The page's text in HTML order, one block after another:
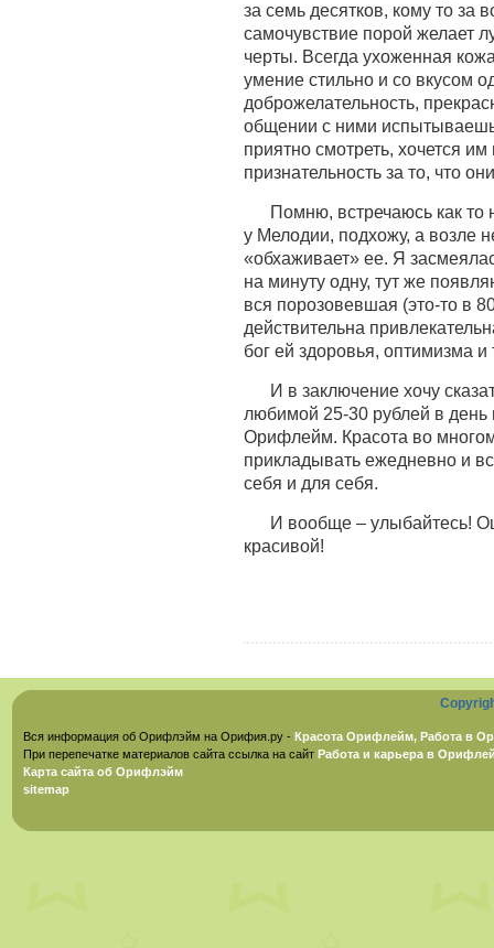
за семь десятков, кому то за
самочувствие порой желает
черты. Всегда ухоженная
умение стильно и со вкусом
доброжелательность,
общении с ними испытываешь
приятно смотреть, хочется
признательность за то, что
Помню, встречаюсь как то
у Мелодии, подхожу, а возле
«обхаживает» ее. Я
на минуту одну, тут же
вся порозовевшая (это-то в
действительна
бог ей здоровья, оптимизма и
И в заключение хочу
любимой 25-30 рублей в день
Орифлейм. Красота во
прикладывать ежедневно и
себя и для себя.
И вообще – улыбайтесь!
красивой!
Вся информация об Орифлэйм на Орифия.ру - Красота Орифлейм, Работа в
При перепечатке материалов сайта ссылка на сайт Работа и карьера в
Карта сайта об Орифлэйм
sitemap